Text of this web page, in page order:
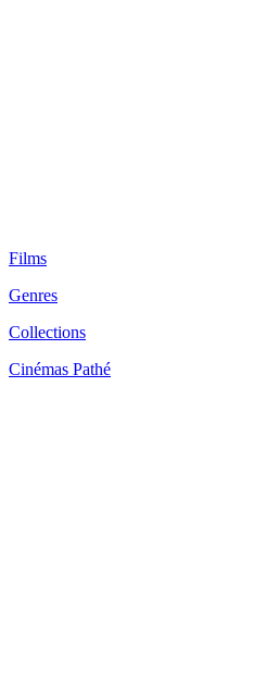
Films
Genres
Collections
Cinémas Pathé